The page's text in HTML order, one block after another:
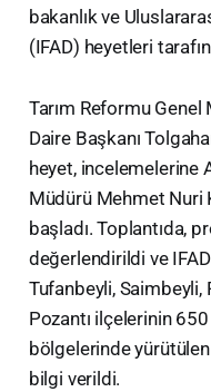
bakanlık ve
(IFAD) heyetleri
Tarım Reformu
Daire Başkanı
heyet, incelemelerine
Müdürü Mehmet Nuri
başladı. Toplantıda,
değerlendirildi ve
Tufanbeyli, Saimbeyli,
Pozantı ilçelerinin
bölgelerinde yürütülen
bilgi verildi.